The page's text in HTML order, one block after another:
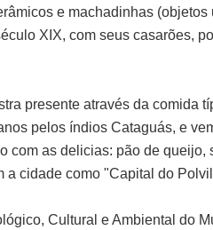
e machadinhas
XIX, com seus casarões,
presente através da comida
pelos índios Cataguás, e
com as delicias: pão de
a cidade como "Capital do
Cultural e Ambiental do